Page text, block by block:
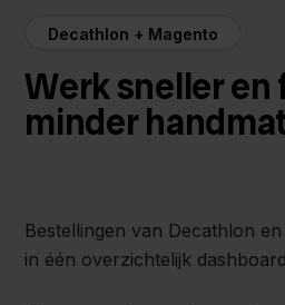
Decathlon + Magento
Werk sneller en
minder
Bestellingen van Decathlon
in één overzichtelijk